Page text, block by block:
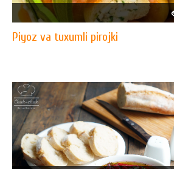
Piyoz va tuxumli pirojki